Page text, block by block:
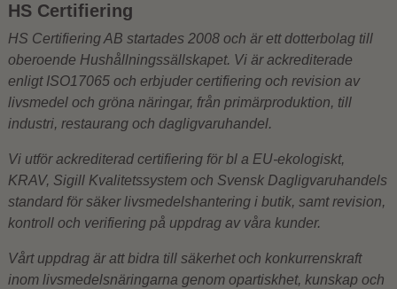
HS Certifiering
HS Certifiering AB startades 2008 och är ett dotterbolag till
oberoende Hushållningssällskapet. Vi är ackrediterade
enligt ISO17065 och erbjuder certifiering och revision av
livsmedel och gröna näringar, från primärproduktion, till
industri, restaurang och dagligvaruhandel.
Vi utför ackrediterad certifiering för bl a EU-ekologiskt,
KRAV, Sigill Kvalitetssystem och Svensk Dagligvaruhandels
standard för säker livsmedelshantering i butik, samt revision,
kontroll och verifiering på uppdrag av våra kunder.
Vårt uppdrag är att bidra till säkerhet och konkurrenskraft
inom livsmedelsnäringarna genom opartiskhet, kunskap och